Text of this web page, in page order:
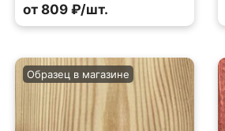
от 809 ₽/шт.
Образец в магазине